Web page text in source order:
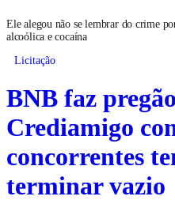
Ele alegou não se lembrar do crime
alcoólica e cocaína
Licitação
BNB faz
Crediamigo
concorrentes
terminar vazio